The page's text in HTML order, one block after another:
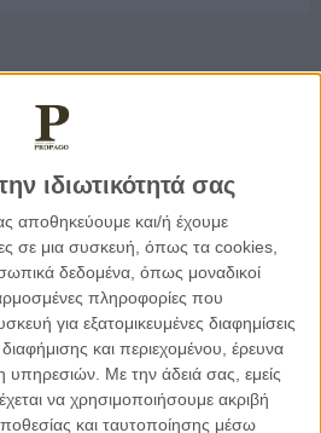
ιδιωτικότητά σας
αποθηκεύουμε και/ή έχουμε
σε μια συσκευή, όπως τα cookies,
δεδομένα, όπως μοναδικοί
πληροφορίες που
για εξατομικευμένες διαφημίσεις
και περιεχομένου, έρευνα
υπηρεσιών. Με την άδειά σας, εμείς
να χρησιμοποιήσουμε ακριβή
και ταυτοποίησης μέσω
για την “ισόβια καταδίκη
Πανούσης
αθώοι